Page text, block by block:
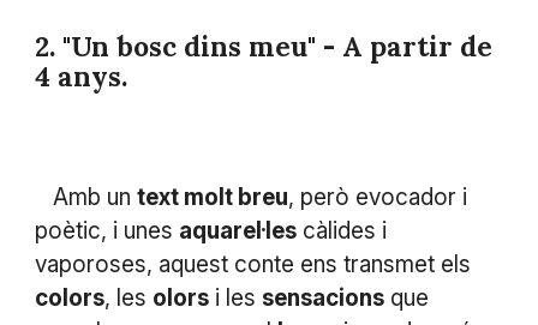
2. "Un bosc dins meu" - A partir de
4 anys.
Amb un text molt breu, però evocador i
poètic, i unes aquarel·lescàlides i
vaporoses, aquest conte ens transmet els
colors, les olorsi les sensacionsque